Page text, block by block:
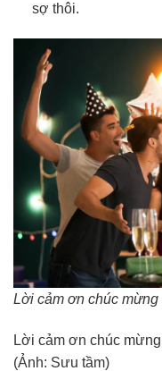
sợ thôi.
Lời cảm ơn chúc
Lời cảm ơn chúc
(Ảnh: Sưu tầm)